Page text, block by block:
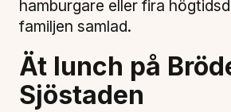
hamburgare eller fira
familjen samlad.
Ät lunch på
Sjöstaden